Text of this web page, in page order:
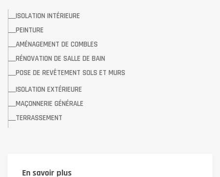
ISOLATION INTÉRIEURE
PEINTURE
AMÉNAGEMENT DE COMBLES
RÉNOVATION DE SALLE DE BAIN
POSE DE REVÊTEMENT SOLS ET MURS
ISOLATION EXTÉRIEURE
MAÇONNERIE GÉNÉRALE
TERRASSEMENT
En savoir plus